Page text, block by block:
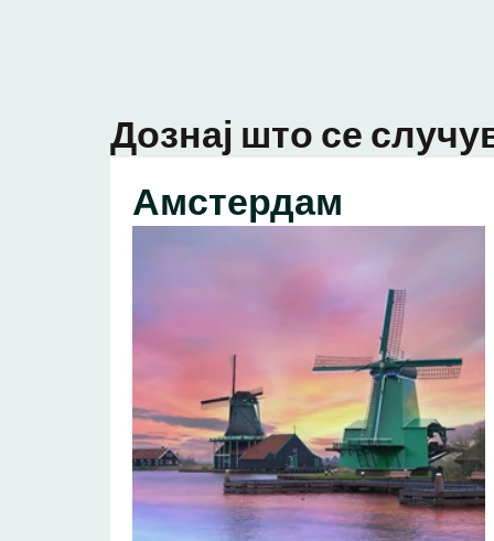
Дознај што се
Амстердам